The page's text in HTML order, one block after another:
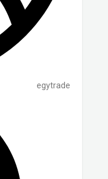
egytrade